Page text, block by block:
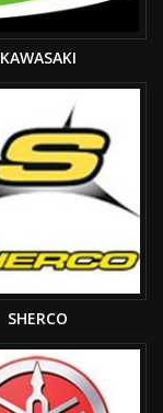
KAWASAKI
SHERCO